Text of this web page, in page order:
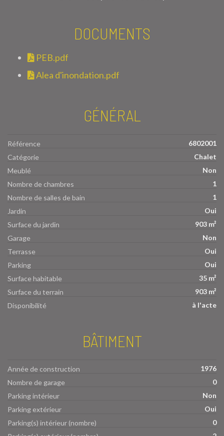
DOCUMENTS
PEB.pdf
Alea d'inondation.pdf
GÉNÉRAL
Référence
6802001
Catégorie
Chalet
Meublé
Non
Nombre de chambres
1
Nombre de salles de bain
1
Jardin
Oui
Surface du jardin
903 m²
Garage
Non
Terrasse
Oui
Parking
Oui
Surface habitable
35 m²
Surface du terrain
903 m²
Disponibilité
à l'acte
BÂTIMENT
Année de construction
1976
Nombre de garage
0
Parking intérieur
Non
Parking extérieur
Oui
Parking(s) intérieur (nombre)
0